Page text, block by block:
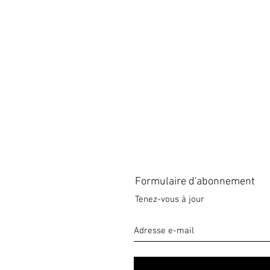
Formulaire d'abonnement
Tenez-vous à jour